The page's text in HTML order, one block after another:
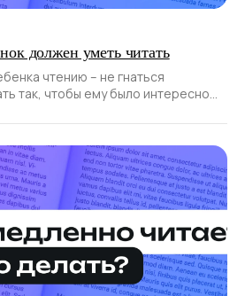
должен уметь читать
чтению – не гнаться
так, чтобы ему было интересно